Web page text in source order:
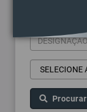
Procurar